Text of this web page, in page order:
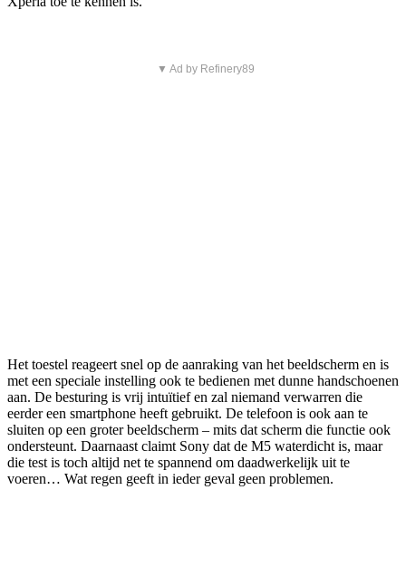
▼ Ad by Refinery89
Het toestel reageert snel op de aanraking van het beeldscherm en is
met een speciale instelling ook te bedienen met dunne handschoenen
aan. De besturing is vrij intuïtief en zal niemand verwarren die
eerder een smartphone heeft gebruikt. De telefoon is ook aan te
sluiten op een groter beeldscherm – mits dat scherm die functie ook
ondersteunt. Daarnaast claimt Sony dat de M5 waterdicht is, maar
die test is toch altijd net te spannend om daadwerkelijk uit te
voeren… Wat regen geeft in ieder geval geen problemen.